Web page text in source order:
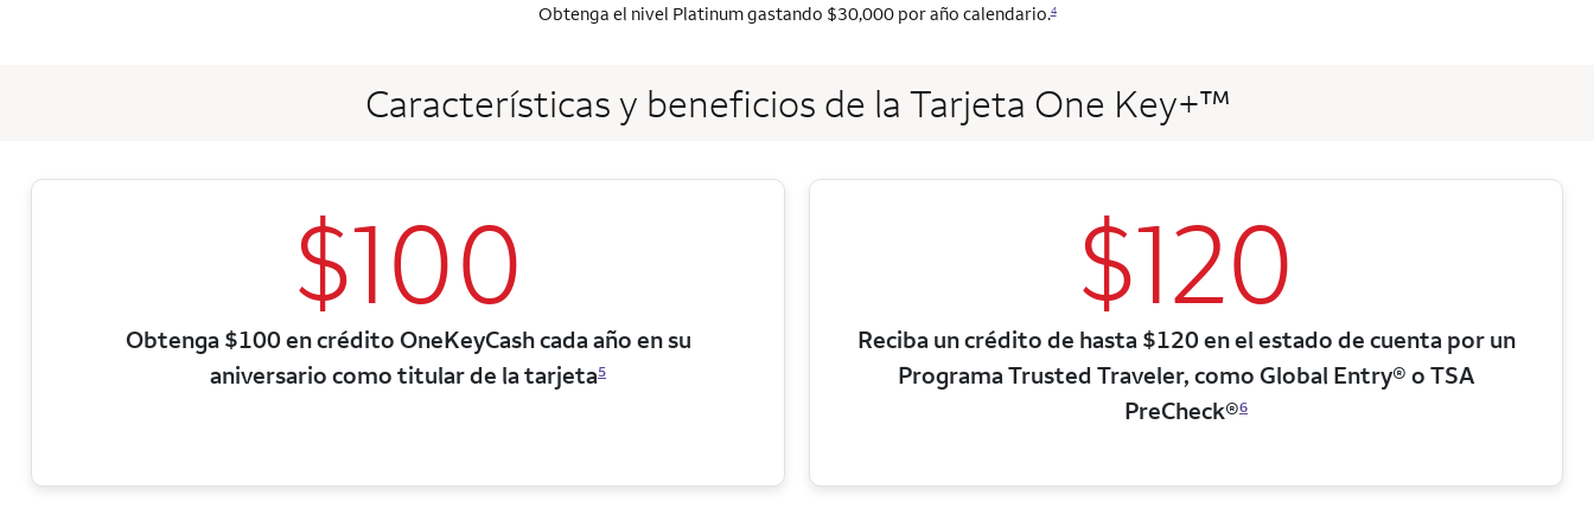
Obtenga el nivel Platinum gastando $30,000 por año calendario.4
Características y beneficios de la Tarjeta One Key+™
$100
Obtenga $100 en crédito OneKeyCash cada año en su
aniversario como titular de la tarjeta5
$120
Reciba un crédito de hasta $120 en el estado de cuenta por un
Programa Trusted Traveler, como Global Entry® o TSA
PreCheck®6